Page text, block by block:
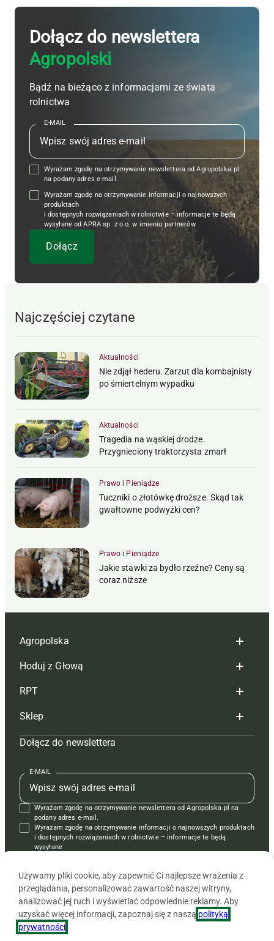
Dołącz do newslettera
Agropolski
Bądź na bieżąco z informacjami ze świata
rolnictwa
E-MAIL
Wyrażam zgodę na otrzymywanie newslettera od Agropolska.pl
na podany adres e-mail.
Wyrażam zgodę na otrzymywanie informacji o najnowszych
produktach
i dostępnych rozwiązaniach w rolnictwie – informacje te będą
wysyłane od APRA sp. z o.o. w imieniu partnerów.
Najczęściej czytane
Aktualności
Nie zdjął hederu. Zarzut dla kombajnisty
po śmiertelnym wypadku
Aktualności
Tragedia na wąskiej drodze.
Przygnieciony traktorzysta zmarł
Prawo i Pieniądze
Tuczniki o złotówkę droższe. Skąd tak
gwałtowne podwyżki cen?
Prawo i Pieniądze
Jakie stawki za bydło rzeźne? Ceny są
coraz niższe
Agropolska
Redakcja
Reklama
Tagi
Mapa serwisu
Kontakt
Regulamin
Polityka prywatności
Hoduj z Głową
Hoduj z głową bydło
Hoduj z głową świnie
Prenumerata
Redakcja
Kontakt
Reklama
RPT
Redakcja
Prenumerata
Reklama
Kontakt
Krzyżówki
Sklep
Czasopisma i prenumerata
Książki
Regulamin
Dołącz do newslettera
E-MAIL
Wyrażam zgodę na otrzymywanie newslettera od Agropolska.pl na
podany adres e-mail.
Wyrażam zgodę na otrzymywanie informacji o najnowszych produktach
i dostępnych rozwiązaniach w rolnictwie – informacje te będą
wysyłane
Używamy pliki cookie, aby zapewnić Ci najlepsze wrażenia z
przeglądania, personalizować zawartość naszej witryny,
analizować jej ruch i wyświetlać odpowiednie reklamy. Aby
uzyskać więcej informacji, zapoznaj się z naszą polityką
prywatności